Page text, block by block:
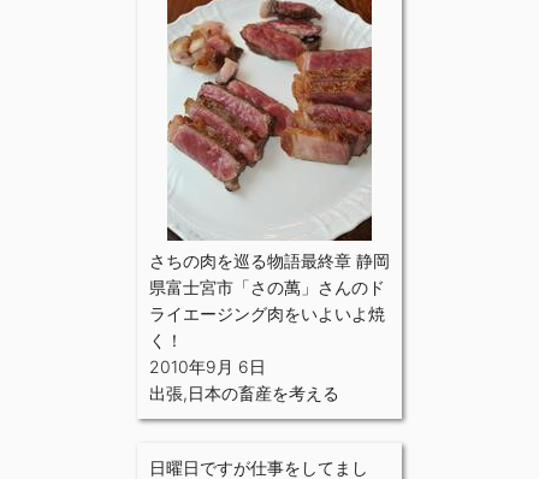
さちの肉を巡る物語最終章 静岡
県富士宮市「さの萬」さんのド
ライエージング肉をいよいよ焼
く！
2010年9月 6日
出張,日本の畜産を考える
日曜日ですが仕事をしてまし